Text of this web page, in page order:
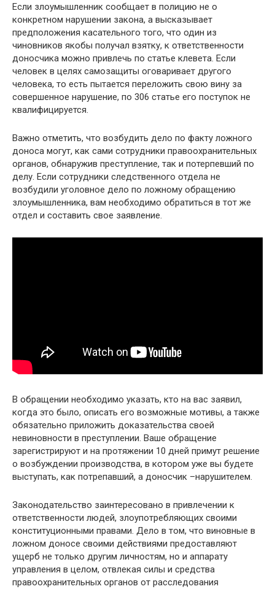
Если злоумышленник сообщает в полицию не о
конкретном нарушении закона, а высказывает
предположения касательного того, что один из
чиновников якобы получал взятку, к ответственности
доносчика можно привлечь по статье клевета. Если
человек в целях самозащиты оговаривает другого
человека, то есть пытается переложить свою вину за
совершенное нарушение, по 306 статье его поступок не
квалифицируется.
Важно отметить, что возбудить дело по факту ложного
доноса могут, как сами сотрудники правоохранительных
органов, обнаружив преступление, так и потерпевший по
делу. Если сотрудники следственного отдела не
возбудили уголовное дело по ложному обращению
злоумышленника, вам необходимо обратиться в тот же
отдел и составить свое заявление.
В обращении необходимо указать, кто на вас заявил,
когда это было, описать его возможные мотивы, а также
обязательно приложить доказательства своей
невиновности в преступлении. Ваше обращение
зарегистрируют и на протяжении 10 дней примут решение
о возбуждении производства, в котором уже вы будете
выступать, как потрепавший, а доносчик –нарушителем.
Законодательство заинтересовано в привлечении к
ответственности людей, злоупотребляющих своими
конституционными правами. Дело в том, что виновные в
ложном доносе своими действиями предоставляют
ущерб не только другим личностям, но и аппарату
управления в целом, отвлекая силы и средства
правоохранительных органов от расследования